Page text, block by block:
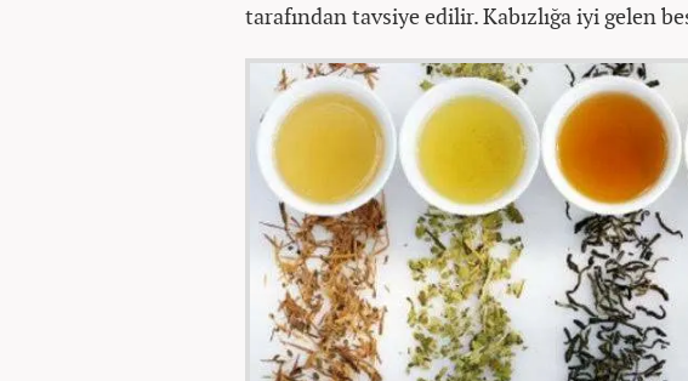
tarafından tavsiye edilir. Kabızlığa iyi gelen